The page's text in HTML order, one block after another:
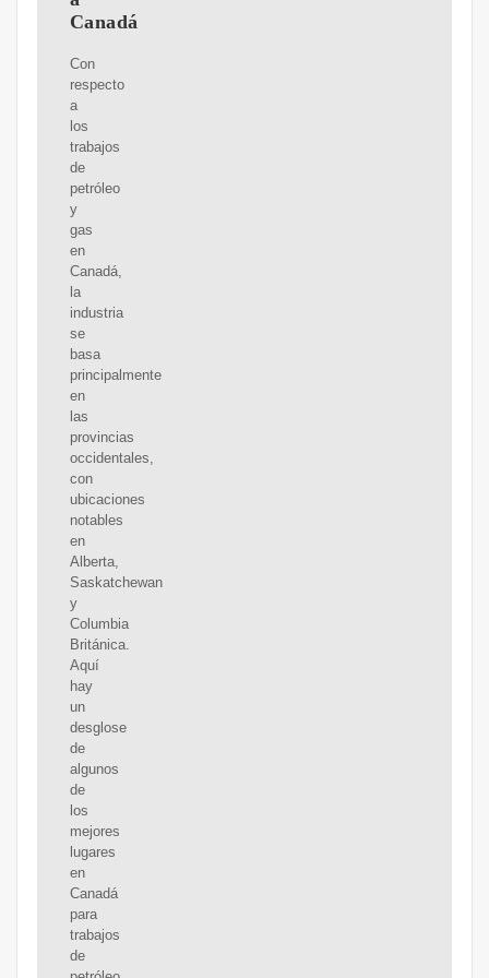
Canadá
Con
respecto
a
los
trabajos
de
petróleo
y
gas
en
Canadá,
la
industria
se
basa
principalmente
en
las
provincias
occidentales,
con
ubicaciones
notables
en
Alberta,
Saskatchewan
y
Columbia
Británica.
Aquí
hay
un
desglose
de
algunos
de
los
mejores
lugares
en
Canadá
para
trabajos
de